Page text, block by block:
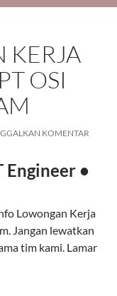
KERJA
OSI
KOMENTAR
Engineer •
Lowongan Kerja
Jangan lewatkan
tim kami. Lamar